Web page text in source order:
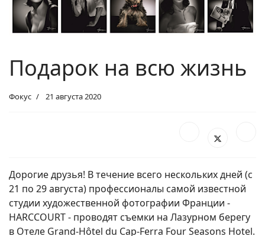
Подарок на всю жизнь
Фокус 21 августа 2020
Дорогие друзья! В течение всего нескольких дней (с
21 по 29 августа) профессионалы самой известной
студии художественной фотографии Франции -
HARCCOURT - проводят съемки на Лазурном берегу
в Отеле Grand-Hôtel du Cap-Ferra Four Seasons Hotel.